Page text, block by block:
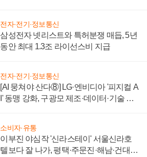
전자·전기·정보통신
삼성전자 넷리스트와 특허분쟁 매듭, 5년
동안 최대 1.3조 라이선스비 지급
전자·전기·정보통신
[AI 뭉쳐야 산다⑧] LG·엔비디아 '피지컬 A
I' 동맹 강화, 구광모 제조·데이터·기술 결
소비자·유통
이부진 야심작 '신라스테이' 서울신라호
텔보다 잘 나가, 평택·주문진·해남·건대로